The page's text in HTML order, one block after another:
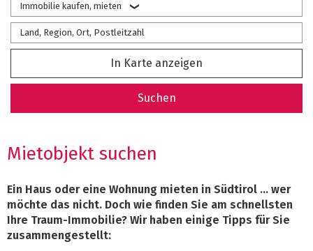
Immobilie kaufen, mieten
In Karte anzeigen
Suchen
Mietobjekt suchen
Ein Haus oder eine Wohnung mieten in Südtirol ... wer
möchte das nicht. Doch wie finden Sie am schnellsten
Ihre Traum-Immobilie? Wir haben einige Tipps für Sie
zusammengestellt: